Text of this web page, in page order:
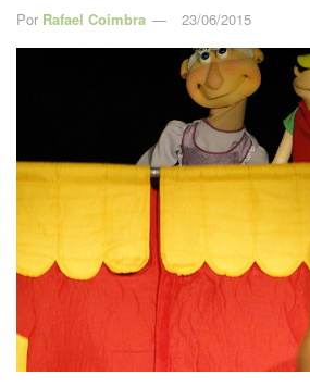
Por Rafael Coimbra 23/06/2015